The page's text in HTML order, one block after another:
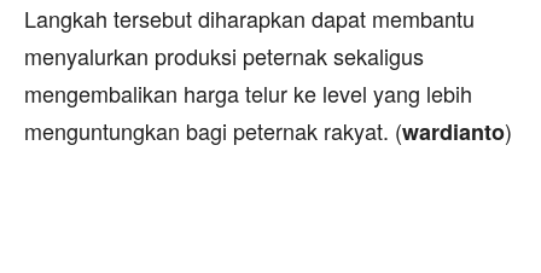
Langkah tersebut diharapkan dapat membantu
menyalurkan produksi peternak sekaligus
mengembalikan harga telur ke level yang lebih
menguntungkan bagi peternak rakyat. (wardianto)